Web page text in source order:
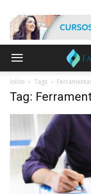
Início Tags
Tag: